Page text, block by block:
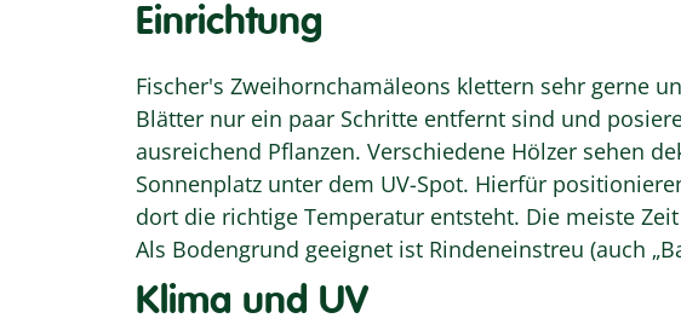
Einrichtung
Fischer's Zweihornchamäleons klettern sehr gerne
Blätter nur ein paar Schritte entfernt sind und
ausreichend Pflanzen. Verschiedene Hölzer sehen
Sonnenplatz unter dem UV-Spot. Hierfür
dort die richtige Temperatur entsteht. Die meiste
Als Bodengrund geeignet ist Rindeneinstreu (auch
Klima und UV